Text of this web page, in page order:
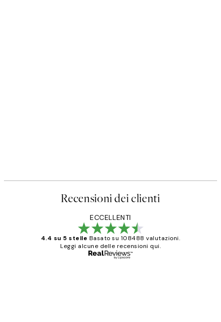
Recensioni dei clienti
ECCELLENTI
4.4 su 5 stelle Basato su 108488 valutazioni.
Leggi alcune delle recensioni qui.